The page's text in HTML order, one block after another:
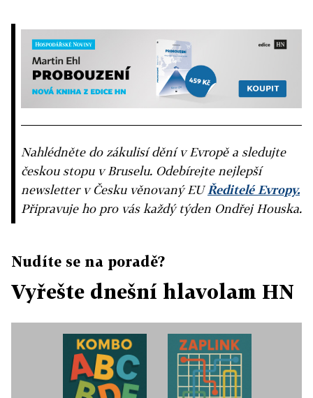
Nahlédněte do zákulisí dění v Evropě a sledujte
českou stopu v Bruselu. Odebírejte nejlepší
newsletter v Česku věnovaný EUŘeditelé Evropy.
Připravuje ho pro vás každý týden Ondřej Houska.
Nudíte se na poradě?
Vyřešte dnešní hlavolam HN